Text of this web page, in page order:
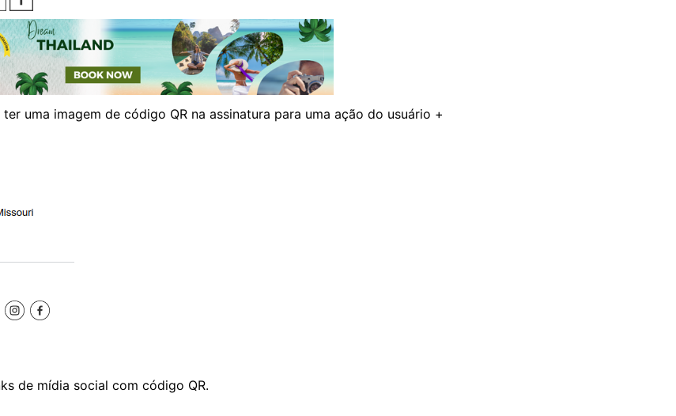
uma imagem de código QR na assinatura para uma ação do usuário +
de mídia social com código QR.